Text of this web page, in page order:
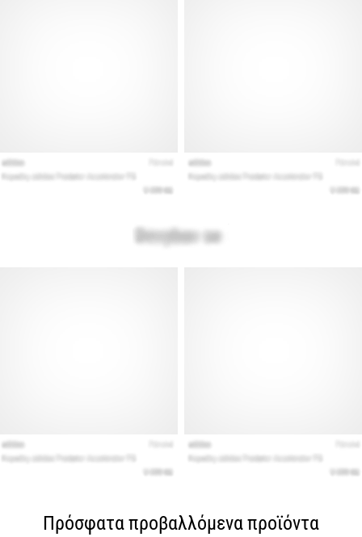
Πρόσφατα προβαλλόμενα προϊόντα